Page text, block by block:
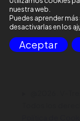
nuestra web.
Puedes aprender
desactivarlas en los
Aceptar